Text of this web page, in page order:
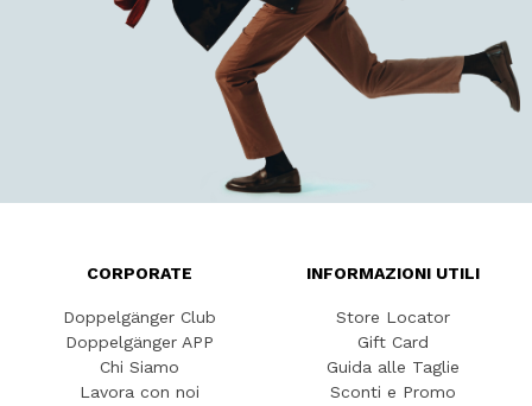
CORPORATE
Doppelgänger Club
Doppelgänger APP
Chi Siamo
Lavora con noi
INFORMAZIONI UTILI
Store Locator
Gift Card
Guida alle Taglie
Sconti e Promo